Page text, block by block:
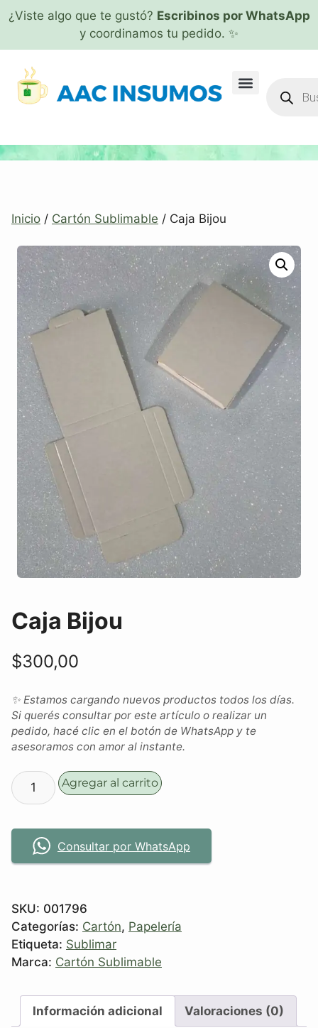
¿Viste algo que te gustó? Escribinos por WhatsApp
y coordinamos tu pedido. ✨
Inicio / Cartón Sublimable / Caja Bijou
Caja Bijou
$300,00
✨ Estamos cargando nuevos productos todos los días.
Si querés consultar por este artículo o realizar un
pedido, hacé clic en el botón de WhatsApp y te
asesoramos con amor al instante.
Agregar al carrito
Consultar por WhatsApp
SKU: 001796
Categorías: Cartón, Papelería
Etiqueta: Sublimar
Marca: Cartón Sublimable
Información adicional Valoraciones (0)